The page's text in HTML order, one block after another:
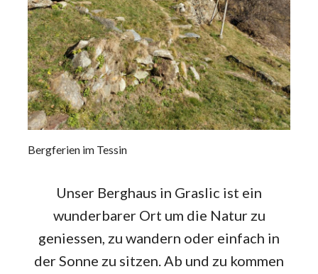
Bergferien im Tessin
Unser Berghaus in Graslic ist ein
wunderbarer Ort um die Natur zu
geniessen, zu wandern oder einfach in
der Sonne zu sitzen. Ab und zu kommen